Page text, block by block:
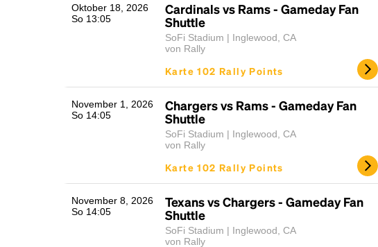
Oktober 18, 2026
So 13:05
Cardinals vs Rams - Gameday Fan
Shuttle
SoFi Stadium | Inglewood, CA
von Rally
Karte 102 Rally Points
November 1, 2026
So 14:05
Chargers vs Rams - Gameday Fan
Shuttle
SoFi Stadium | Inglewood, CA
von Rally
Karte 102 Rally Points
November 8, 2026
So 14:05
Texans vs Chargers - Gameday Fan
Shuttle
SoFi Stadium | Inglewood, CA
von Rally
has
the